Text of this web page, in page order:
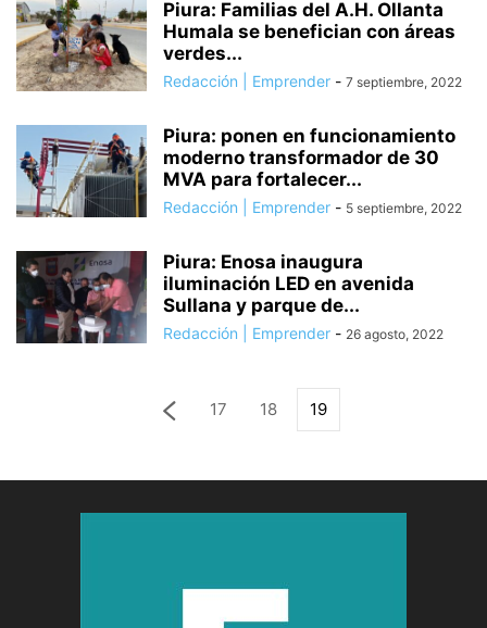
Piura: Familias del A.H. Ollanta
Humala se benefician con áreas
verdes...
Redacción | Emprender - 7 septiembre, 2022
Piura: ponen en funcionamiento
moderno transformador de 30
MVA para fortalecer...
Redacción | Emprender - 5 septiembre, 2022
Piura: Enosa inaugura
iluminación LED en avenida
Sullana y parque de...
Redacción | Emprender - 26 agosto, 2022
17 18 19